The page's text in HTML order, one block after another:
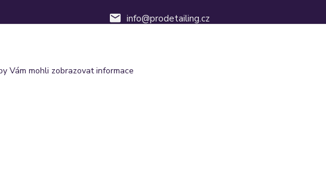
info@prodetailing.cz
Vám mohli zobrazovat informace